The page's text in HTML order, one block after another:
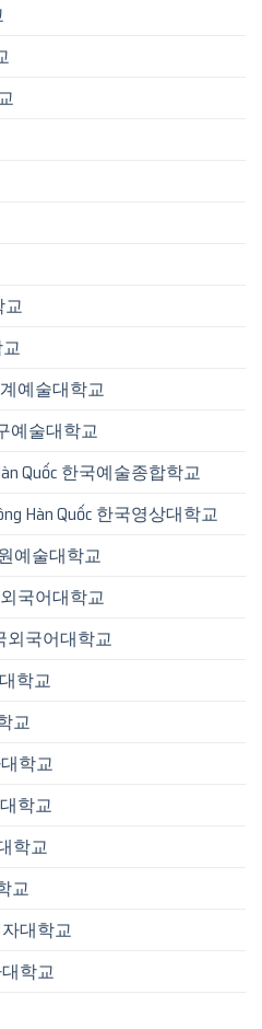
교
예술대학교
예술대학교
Quốc 한국예술종합학교
Hàn Quốc 한국영상대학교
예술대학교
국어대학교
외국어대학교
학교
교
학교
학교
학교
교
자대학교
학교